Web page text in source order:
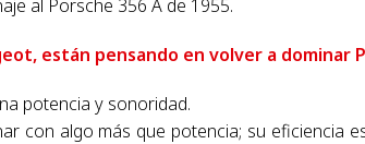
al Porsche 356 A de 1955.
están pensando en volver a dominar
potencia y sonoridad.
con algo más que potencia; su eficiencia